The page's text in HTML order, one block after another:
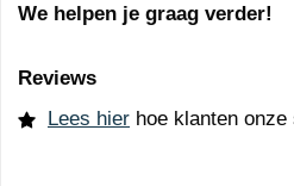
We helpen je graag verder!
Reviews
Lees hier hoe klanten